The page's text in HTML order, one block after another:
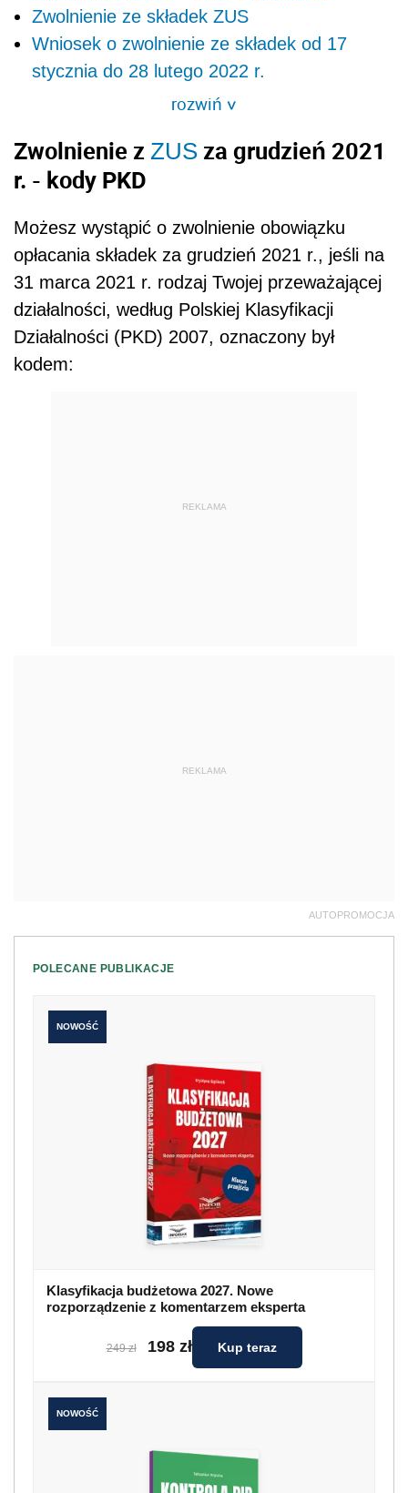
Zwolnienie ze składek ZUS
Wniosek o zwolnienie ze składek od 17
stycznia do 28 lutego 2022 r.
rozwiń>
Zwolnienie z ZUS za grudzień 2021
r. - kody PKD
Możesz wystąpić o zwolnienie obowiązku
opłacania składek za grudzień 2021 r., jeśli na
31 marca 2021 r. rodzaj Twojej przeważającej
działalności, według Polskiej Klasyfikacji
Działalności (PKD) 2007, oznaczony był
kodem:
REKLAMA
REKLAMA
AUTOPROMOCJA
POLECANE PUBLIKACJE
NOWOŚĆ
Klasyfikacja budżetowa 2027. Nowe
rozporządzenie z komentarzem eksperta
249 zł 198 zł Kup teraz
NOWOŚĆ